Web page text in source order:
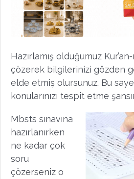
Hazırlamış olduğumuz Kur’an-
çözerek bilgilerinizi gözden
elde etmiş olursunuz. Bu
konularınızı tespit etme
Mbsts sınavına
hazırlanırken
ne kadar çok
soru
çözerseniz o